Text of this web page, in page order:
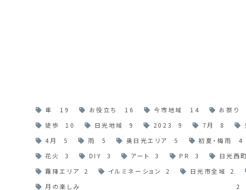
車 19 お役立ち 16 今市地域 14 お祭り
徒歩
10 日光地域 9 2023 9 7月 8
4月
5 雨 5 奥日光エリア 5 初夏・梅雨 4
花火
3 DIY 3 アート 3 PR 3 日光西
霧降エリア
2 イルミネーション 2 日光市全域 2
月の楽しみ
2